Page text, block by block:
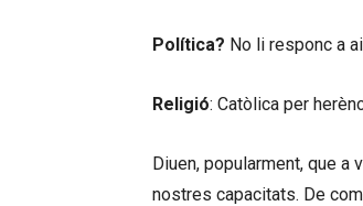
Política? No li responc a
Religió: Catòlica per
Diuen, popularment, que
nostres capacitats. De